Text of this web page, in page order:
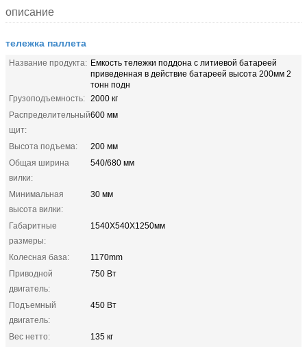
описание
тележка паллета
Название продукта: Емкость тележки поддона с литиевой батареей
приведенная в действие батареей высота 200мм 2
тонн подн
Грузоподъемность: 2000 кг
Распределительный
щит:
600 мм
Высота подъема:
200 мм
Общая ширина
вилки:
540/680 мм
Минимальная
высота вилки:
30 мм
Габаритные
размеры:
1540X540X1250мм
Колесная база:
1170mm
Приводной
двигатель:
750 Вт
Подъемный
двигатель:
450 Вт
Вес нетто:
135 кг